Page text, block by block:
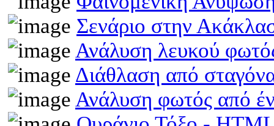
Σενάριο στην
Ανάλυση λευκού
Διάθλαση από
Ανάλυση φωτός από